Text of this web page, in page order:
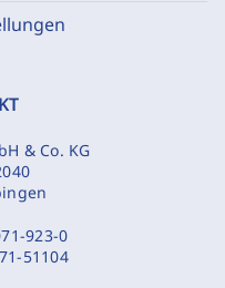
& Co. KG
923-0
51104